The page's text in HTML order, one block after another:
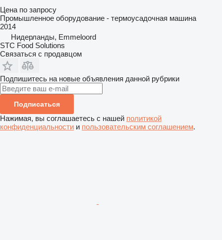
Цена по запросу
Промышленное оборудование - термоусадочная машина
2014
Нидерланды, Emmeloord
STC Food Solutions
Связаться с продавцом
Подпишитесь на новые объявления данной рубрики
Подписаться
Нажимая, вы соглашаетесь с нашей политикой
конфиденциальности и пользовательским соглашением.